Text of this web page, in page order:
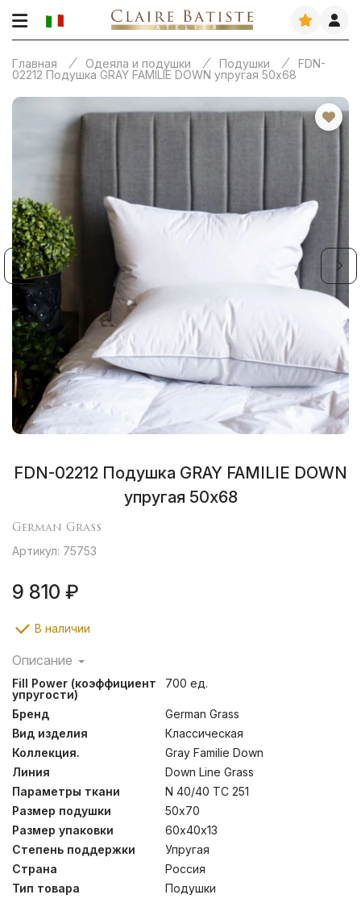
Главная Одеяла и подушки Подушки
FDN-
02212 Подушка GRAY FAMILIE DOWN упругая 50х68
FDN-02212 Подушка GRAY FAMILIE DOWN
упругая 50х68
German Grass
Артикул: 75753
9 810 ₽
В наличии
Описание
Классические подушки, подушки с внутренним ядром
помогут определиться с выбором и подобрать
изделия разной степени упругости, учитывая
индивидуальные особенности каждого человека.
Одеяла изготовлены вручную с покрытием из тика
(100% хлопок) и наполнены серым пухом гусей
Тулузской породы категории «Экстра». Кассетные
пушистые одеяла превосходны для холодного
времени года. Стирка при температуре до 30°С.
Fill Power (коэффициент
упругости)
700 ед.
Бренд
German Grass
Вид изделия
Классическая
Коллекция.
Gray Familie Down
Линия
Down Line Grass
Параметры ткани
N 40/40 TC 251
Размер подушки
50х70
Размер упаковки
60х40х13
Степень поддержки
Упругая
Страна
Россия
Тип товара
Подушки